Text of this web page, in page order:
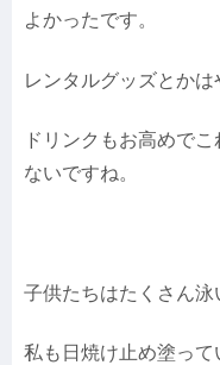
よかったです。
レンタルグッズとかは
ドリンクもお高めで
ないですね。
子供たちはたくさん泳
私も日焼け止め塗っ